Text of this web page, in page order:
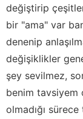
değiştirip
bir "ama" var
denenip
değişiklikler
şey sevilmez,
benim tavsiyem
olmadığı